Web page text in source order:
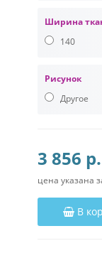
Ширина
140
Рисунок
Другое
3 856 р.
цена указана
В